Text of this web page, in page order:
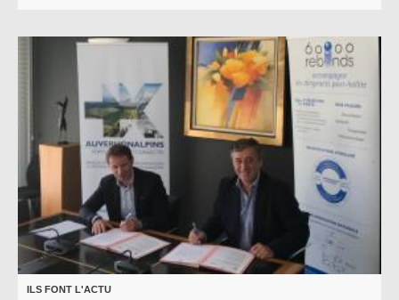
ILS FONT L'ACTU